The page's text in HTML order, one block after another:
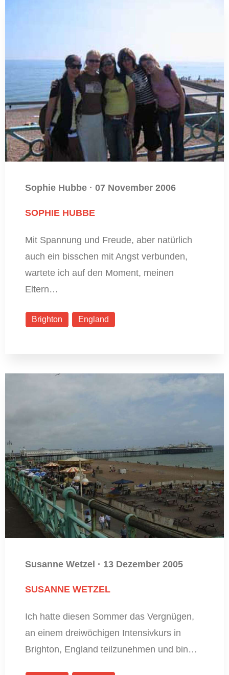
Sophie Hubbe · 07 November 2006
SOPHIE HUBBE
Mit Spannung und Freude, aber natürlich
auch ein bisschen mit Angst verbunden,
wartete ich auf den Moment, meinen
Eltern…
Brighton England
Susanne Wetzel · 13 Dezember 2005
SUSANNE WETZEL
Ich hatte diesen Sommer das Vergnügen,
an einem dreiwöchigen Intensivkurs in
Brighton, England teilzunehmen und bin…